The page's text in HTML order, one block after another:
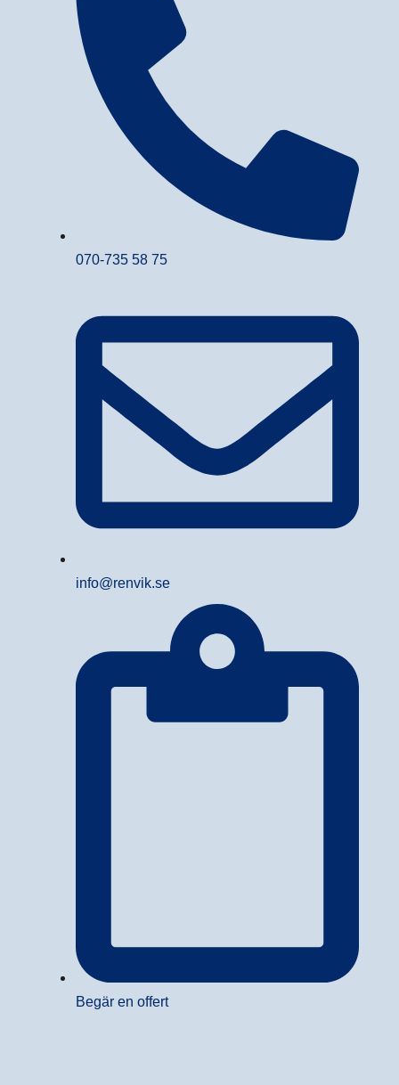
070-735 58 75
info@renvik.se
Begär en offert